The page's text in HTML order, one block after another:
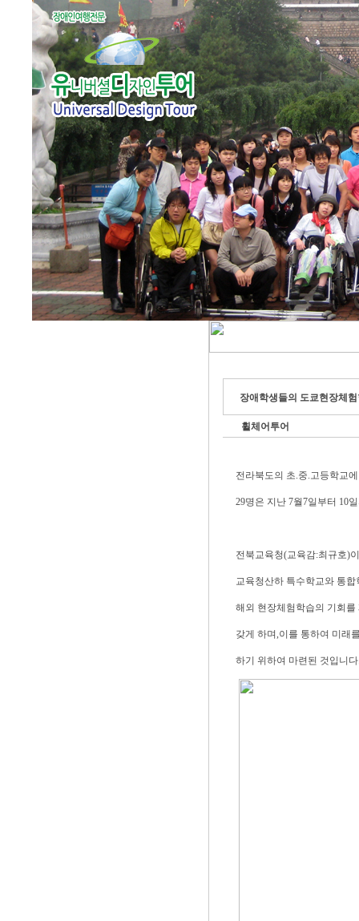
장애학생들의 도쿄현장체
휠체어투어
전라북도의 초.중.고등학교
29명은 지난 7월7일부터 10
전북교육청(교육감:최규호)
교육청산하 특수학교와 통
해외 현장체험학습의 기회
갖게 하며,이를 통하여 미래
하기 위하여 마련된 것입니